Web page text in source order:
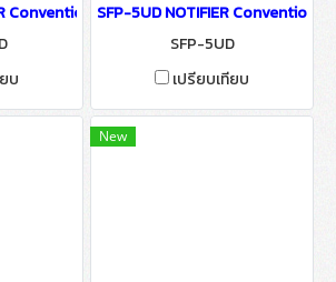
Conventional Releasing
บ
SFP-5UD NOTIFIER
SFP-5UD
เปรียบเทียบ
New